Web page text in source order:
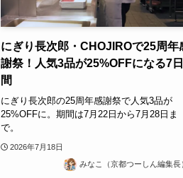
にぎり長次郎・CHOJIROで25周年
謝祭！人気3品が25%OFFになる7日
間
にぎり長次郎の25周年感謝祭で人気3品が
25%OFFに。期間は7月22日から7月28日ま
で。
2026年7月18日
みなこ（京都つーしん編集長